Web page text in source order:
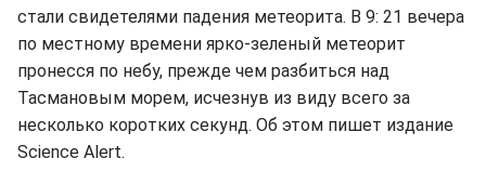
стали свидетелями падения метеорита. В 9: 21 вечера
по местному времени ярко-зеленый метеорит
пронесся по небу, прежде чем разбиться над
Тасмановым морем, исчезнув из виду всего за
несколько коротких секунд. Об этом пишет издание
Science Alert.